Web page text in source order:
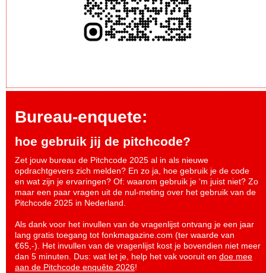
Bureau-enquete:
hoe gebruik jij de pitchcode?
Zet jouw bureau de Pitchcode 2025 al in als nieuwe
opdrachtgevers zich melden? En zo ja, hoe gebruik je de code
en wat zijn je ervaringen? Of: waarom gebruik je ‘m juist niet? Zo
maar een paar vragen uit de nul-meting over het gebruik van de
Pitchcode 2025 in Nederland.
Als dank voor het invullen van de vragenlijst ontvang je een jaar
lang gratis toegang tot fonkmagazine.com (ter waarde van
€65,-). Het invullen van de vragenlijst kost je bovendien niet meer
dan 5 minuten. Dus: wat let je, help het vak vooruit en doe mee
aan de Pitchcode enquête 2026!